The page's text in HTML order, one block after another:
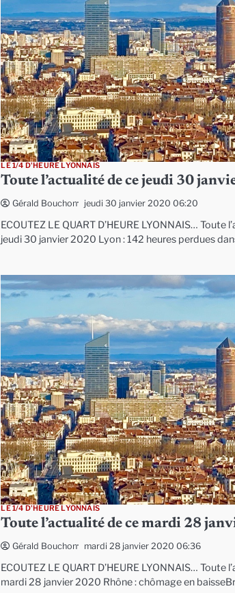
LE 1/4 D'HEURE LYONNAIS
Toute l’actualité de ce jeudi 30
Gérald Bouchon jeudi 30 janvier 2020 06:20
ECOUTEZ LE QUART D’HEURE LYONNAIS… Toute
jeudi 30 janvier 2020 Lyon : 142 heures perdues
LE 1/4 D'HEURE LYONNAIS
Toute l’actualité de ce mardi 28
Gérald Bouchon mardi 28 janvier 2020 06:36
ECOUTEZ LE QUART D’HEURE LYONNAIS… Toute
mardi 28 janvier 2020 Rhône : chômage en